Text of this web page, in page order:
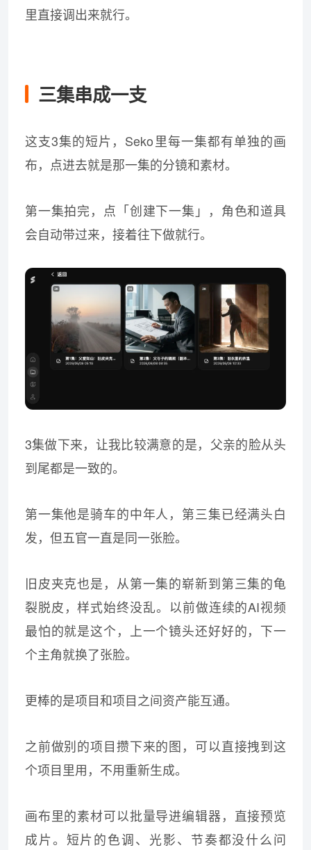
里直接调出来就行。
三集串成一支
这支3集的短片，Seko里每一集都有单独的画
布，点进去就是那一集的分镜和素材。
第一集拍完，点「创建下一集」，角色和道具
会自动带过来，接着往下做就行。
3集做下来，让我比较满意的是，父亲的脸从头
到尾都是一致的。
第一集他是骑车的中年人，第三集已经满头白
发，但五官一直是同一张脸。
旧皮夹克也是，从第一集的崭新到第三集的龟
裂脱皮，样式始终没乱。以前做连续的AI视频
最怕的就是这个，上一个镜头还好好的，下一
个主角就换了张脸。
更棒的是项目和项目之间资产能互通。
之前做别的项目攒下来的图，可以直接拽到这
个项目里用，不用重新生成。
画布里的素材可以批量导进编辑器，直接预览
成片。短片的色调、光影、节奏都没什么问